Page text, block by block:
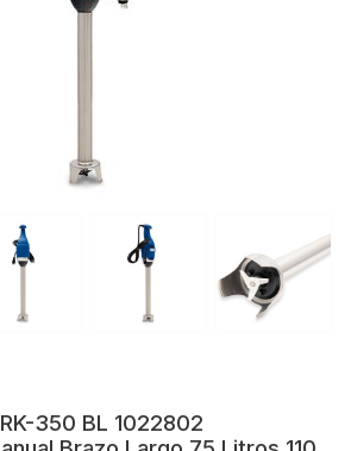
350 BL 1022802